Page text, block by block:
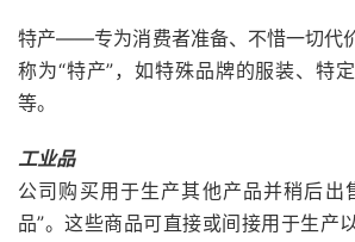
特产——专为消费者准备、不惜一切代
称为“特产”，如特殊品牌的服装、特
等。
工业品
公司购买用于生产其他产品并稍后出
品”。这些商品可直接或间接用于生产